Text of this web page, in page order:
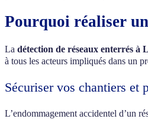
Pourquoi réaliser
La détection de réseaux enterrés à
à tous les acteurs impliqués dans un
Sécuriser vos chantiers et
L’endommagement accidentel d’un